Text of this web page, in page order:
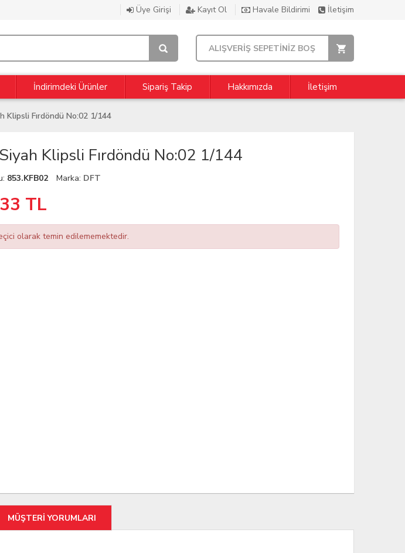
Üye Girişi Kayıt Ol Havale Bildirimi İletişim
ALIŞVERİŞ SEPETİNİZ BOŞ
İndirimdeki Ürünler Sipariş Takip Hakkımızda İletişim
Klipsli Fırdöndü No:02 1/144
Klipsli Fırdöndü No:02 1/144
853.KFB02 Marka: DFT
TL
olarak temin edilememektedir.
MÜŞTERİ YORUMLARI